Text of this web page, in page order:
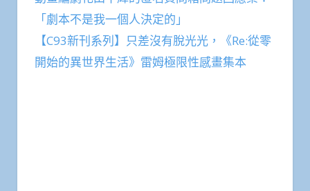
「劇本不是我一個人決定的」
【C93新刊系列】只差沒有脫光光，《Re:從零
開始的異世界生活》雷姆極限性感畫集本